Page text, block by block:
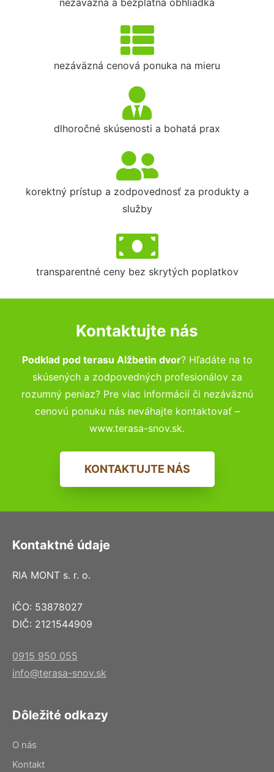
nezáväzná cenová ponuka na mieru
dlhoročné skúsenosti a bohatá prax
korektný prístup a zodpovednosť za produkty a
služby
transparentné ceny bez skrytých poplatkov
Kontaktujte nás
Podklad pod terasu Alžbetin dvor? Hľadáte na to
skúsených a zodpovedných profesionálov za
rozumný peniaz? Pre viac informácií či nezáväznú
cenovú ponuku nás neváhajte kontaktovať –
www.terasa-snov.sk.
KONTAKTUJTE NÁS
Kontaktné údaje
RIA MONT s. r. o.
IČO: 53878027
DIČ: 2121544909
0915 950 055
info@terasa-snov.sk
Dôležité odkazy
O nás
Kontakt